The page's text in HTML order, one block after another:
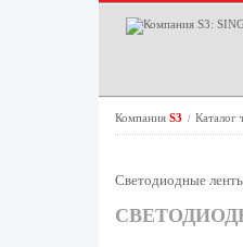
Компания S3 / Каталог
Светодиодные